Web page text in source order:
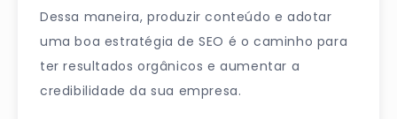
Dessa maneira, produzir conteúdo e adotar
uma boa estratégia de SEO é o caminho para
ter resultados orgânicos e aumentar a
credibilidade da sua empresa.